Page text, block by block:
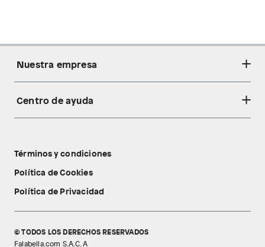
Nuestra empresa
Acerca de nosotros
Tecnología Pillow Walk
Centro de ayuda
Libro de reclamaciones
Términos y condiciones
Política de Cookies
Política de Privacidad
© TODOS LOS DERECHOS RESERVADOS
Falabella.com S.A.C. A